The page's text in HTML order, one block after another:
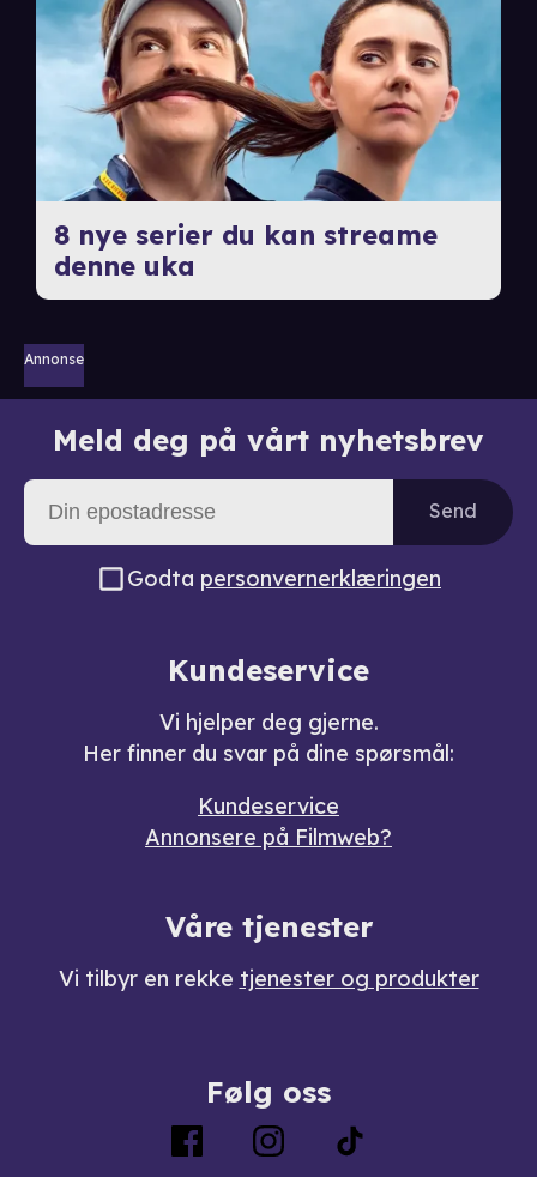
8 nye serier du kan streame
denne uka
Annonse
Meld deg på vårt nyhetsbrev
Send
Godta personvernerklæringen
Kundeservice
Vi hjelper deg gjerne.
Her finner du svar på dine spørsmål:
Kundeservice
Annonsere på Filmweb?
Våre tjenester
Vi tilbyr en rekke tjenester og produkter
Følg oss